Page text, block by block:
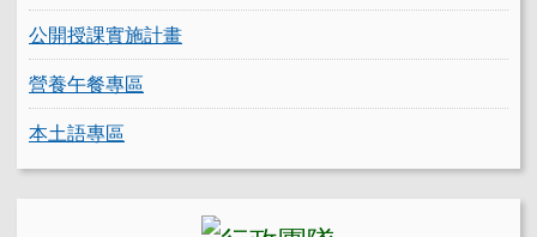
公開授課實施計畫
營養午餐專區
本土語專區